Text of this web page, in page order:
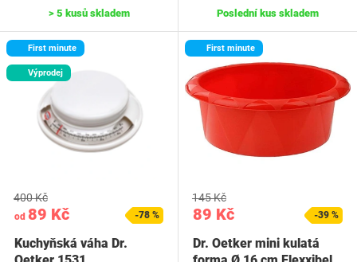
> 5 kusů skladem Poslední kus skladem
First minute
Výprodej
od 89 Kč
400 Kč
-78 %
Kuchyňská váha Dr.
First minute
89 Kč
145 Kč
-39 %
Dr. Oetker mini kulatá